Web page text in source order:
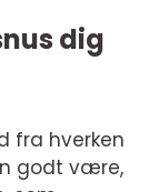
dig
fra hverken
godt være,